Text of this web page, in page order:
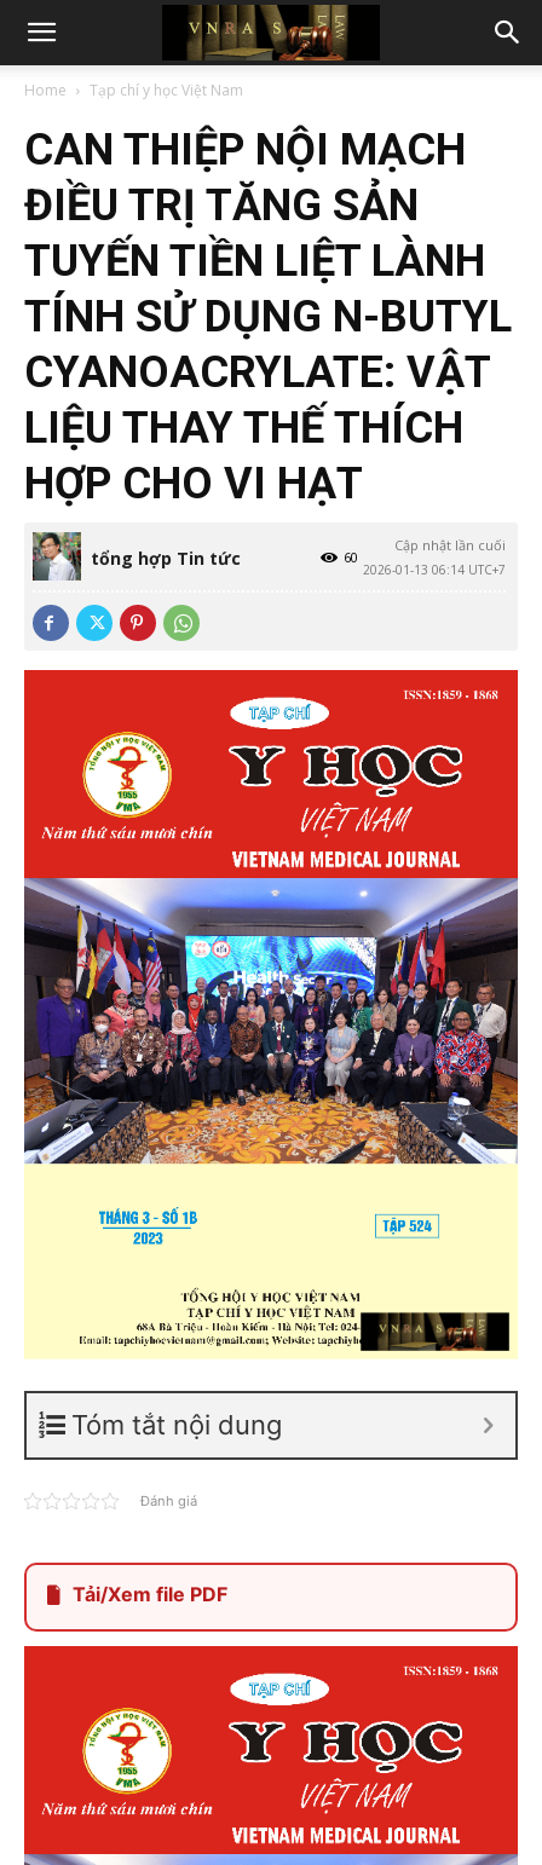
Home Tạp chí y học Việt Nam
CAN THIỆP NỘI MẠCH
ĐIỀU TRỊ TĂNG SẢN
TUYẾN TIỀN LIỆT LÀNH
TÍNH SỬ DỤNG N-BUTYL
CYANOACRYLATE: VẬT
LIỆU THAY THẾ THÍCH
HỢP CHO VI HẠT
tổng hợp Tin tức
Cập nhật lần cuối
2026-01-13 06:14 UTC+7
60
Tóm tắt nội dung
Đánh giá
Tải/Xem file PDF